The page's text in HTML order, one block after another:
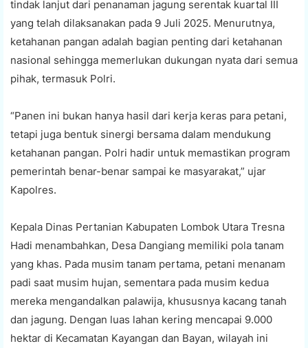
tindak lanjut dari penanaman jagung serentak kuartal III
yang telah dilaksanakan pada 9 Juli 2025. Menurutnya,
ketahanan pangan adalah bagian penting dari ketahanan
nasional sehingga memerlukan dukungan nyata dari semua
pihak, termasuk Polri.
“Panen ini bukan hanya hasil dari kerja keras para petani,
tetapi juga bentuk sinergi bersama dalam mendukung
ketahanan pangan. Polri hadir untuk memastikan program
pemerintah benar-benar sampai ke masyarakat,” ujar
Kapolres.
Kepala Dinas Pertanian Kabupaten Lombok Utara Tresna
Hadi menambahkan, Desa Dangiang memiliki pola tanam
yang khas. Pada musim tanam pertama, petani menanam
padi saat musim hujan, sementara pada musim kedua
mereka mengandalkan palawija, khususnya kacang tanah
dan jagung. Dengan luas lahan kering mencapai 9.000
hektar di Kecamatan Kayangan dan Bayan, wilayah ini